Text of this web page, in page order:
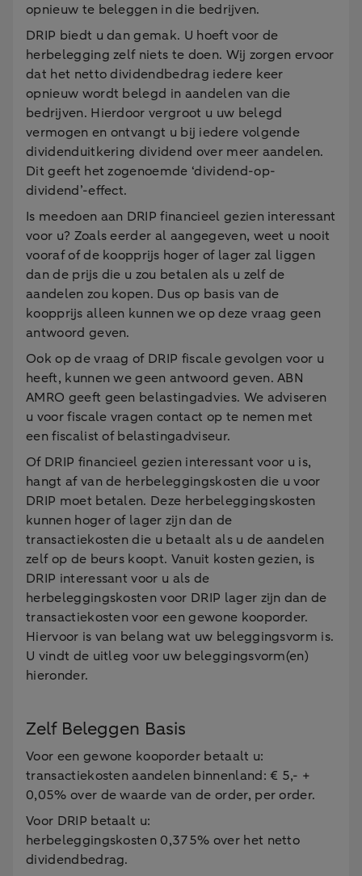
opnieuw te beleggen in die bedrijven.
DRIP biedt u dan gemak. U hoeft voor de
herbelegging zelf niets te doen. Wij zorgen ervoor
dat het netto dividendbedrag iedere keer
opnieuw wordt belegd in aandelen van die
bedrijven. Hierdoor vergroot u uw belegd
vermogen en ontvangt u bij iedere volgende
dividenduitkering dividend over meer aandelen.
Dit geeft het zogenoemde ‘dividend-op-
dividend’-effect.
Is meedoen aan DRIP financieel gezien interessant
voor u? Zoals eerder al aangegeven, weet u nooit
vooraf of de koopprijs hoger of lager zal liggen
dan de prijs die u zou betalen als u zelf de
aandelen zou kopen. Dus op basis van de
koopprijs alleen kunnen we op deze vraag geen
antwoord geven.
Ook op de vraag of DRIP fiscale gevolgen voor u
heeft, kunnen we geen antwoord geven. ABN
AMRO geeft geen belastingadvies. We adviseren
u voor fiscale vragen contact op te nemen met
een fiscalist of belastingadviseur.
Of DRIP financieel gezien interessant voor u is,
hangt af van de herbeleggingskosten die u voor
DRIP moet betalen. Deze herbeleggingskosten
kunnen hoger of lager zijn dan de
transactiekosten die u betaalt als u de aandelen
zelf op de beurs koopt. Vanuit kosten gezien, is
DRIP interessant voor u als de
herbeleggingskosten voor DRIP lager zijn dan de
transactiekosten voor een gewone kooporder.
Hiervoor is van belang wat uw beleggingsvorm is.
U vindt de uitleg voor uw beleggingsvorm(en)
hieronder.
Zelf Beleggen Basis
Voor een gewone kooporder betaalt u:
transactiekosten aandelen binnenland: € 5,- +
0,05% over de waarde van de order, per order.
Voor DRIP betaalt u:
herbeleggingskosten 0,375% over het netto
dividendbedrag.